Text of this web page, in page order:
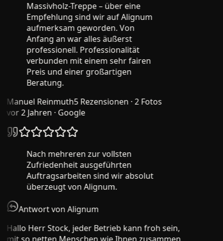
Massivholz-Treppe – über eine
Empfehlung sind wir auf Alignum
aufmerksam geworden. Von
Anfang an war alles äußerst
professionell. Professionalität
verbunden mit einem sehr fairen
Preis und einer großartigen
Beratung.
Manuel Reinmuth5 Rezensionen · 2 Fotos
vor 2 Jahren· Google
Nach mehreren zur vollsten
Zufriedenheit ausgeführten
Auftragsarbeiten sind wir absolut
überzeugt von Alignum.
Antwort von Alignum
Hallo Herr Stock, jeder Betrieb kann froh sein,